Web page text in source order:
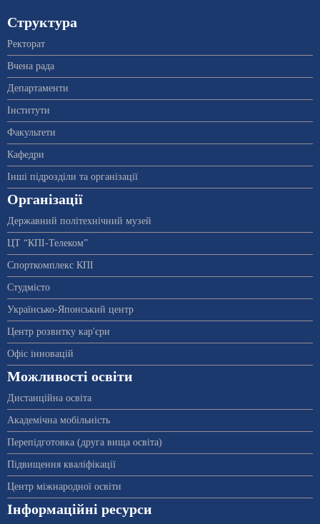
Структура
Ректорат
Вчена рада
Департаменти
Інститути
Факультети
Кафедри
Інші підрозділи та організації
Організації
Державний політехнічний музей
ЦТ “КПІ-Телеком”
Спорткомплекс КПІ
Студмісто
Українсько-Японський центр
Центр розвитку кар'єри
Офіс інновацій
Можливості освіти
Дистанційна освіта
Академічна мобільність
Перепідготовка (друга вища освіта)
Підвищення кваліфікації
Центр міжнародної освіти
Інформаційні ресурси